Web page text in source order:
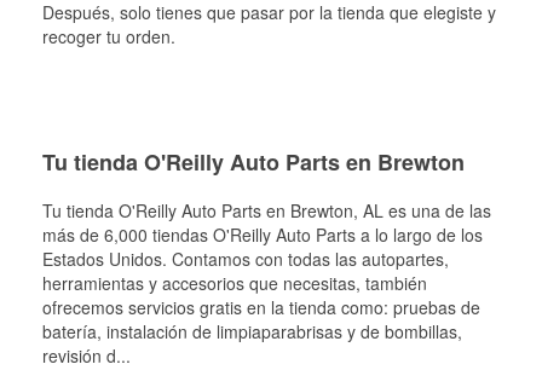
Después, solo tienes que pasar por la tienda que elegiste y
recoger tu orden.
Tu tienda O'Reilly Auto Parts en Brewton
Tu tienda O'Reilly Auto Parts en Brewton, AL es una de las
más de 6,000 tiendas O'Reilly Auto Parts a lo largo de los
Estados Unidos. Contamos con todas las autopartes,
herramientas y accesorios que necesitas, también
ofrecemos servicios gratis en la tienda como: pruebas de
batería, instalación de limpiaparabrisas y de bombillas,
revisión d...